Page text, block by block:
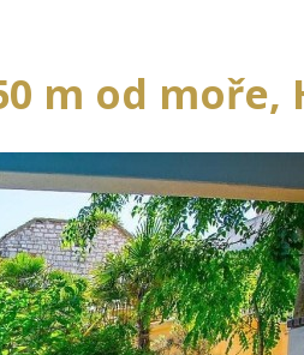
m od moře,